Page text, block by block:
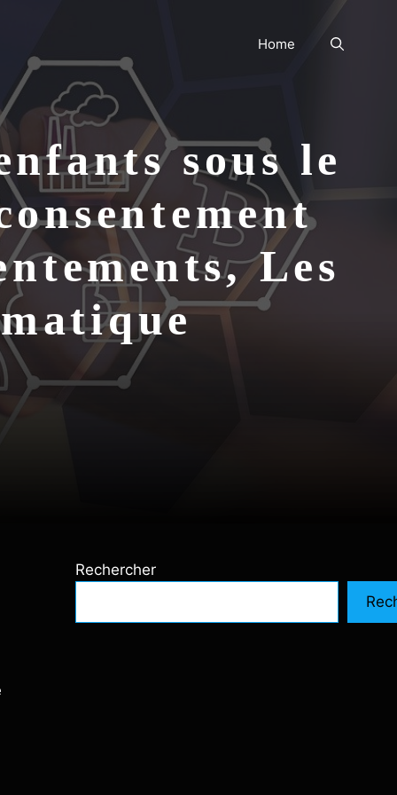
Home
sous le
Les
Rechercher